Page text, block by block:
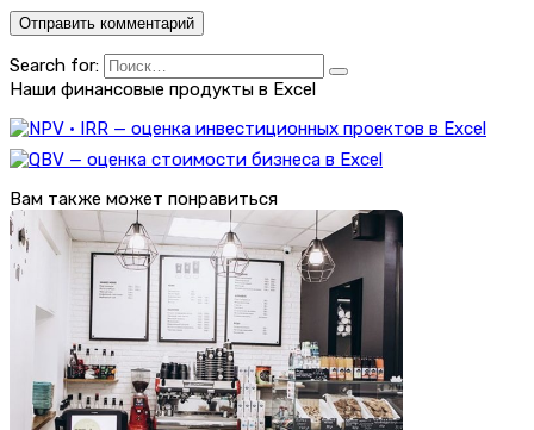
Search for:
Наши финансовые продукты в Excel
Вам также может понравиться